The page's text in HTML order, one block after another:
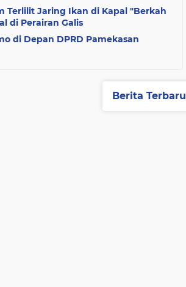
Terlilit Jaring Ikan di Kapal "Berkah
di Perairan Galis
di Depan DPRD Pamekasan
Berita Terbaru